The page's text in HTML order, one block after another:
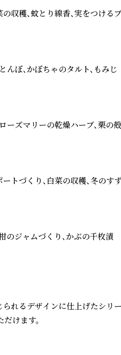
収穫、蚊とり線香、実をつける
んぼ、かぼちゃのタルト、もみじ
ーズマリーの乾燥ハーブ、栗の殻
トづくり、白菜の収穫、冬のす
のジャムづくり、かぶの千枚漬
れるデザインに仕上げたシリー
けます。